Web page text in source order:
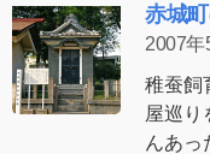
赤城
2007年
稚蚕飼
屋巡り
んあっ